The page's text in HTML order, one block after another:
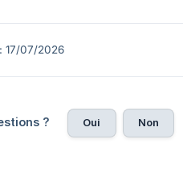
17/07/2026
? Oui Non